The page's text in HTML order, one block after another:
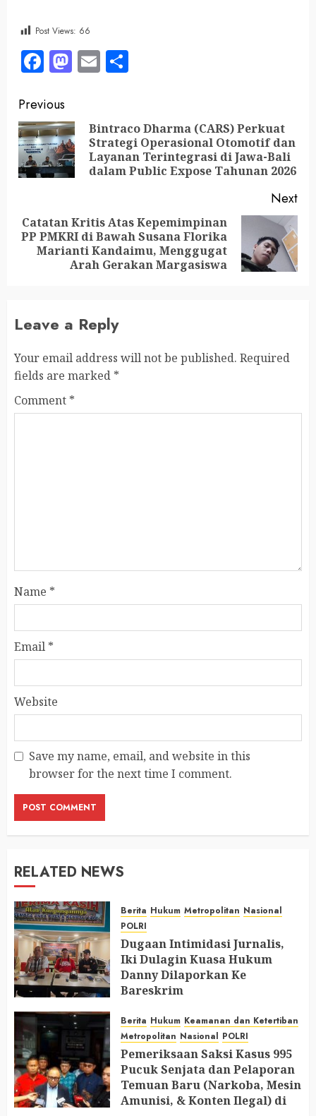
Post Views: 66
Facebook
Mastodon
Email
Previous
Bintraco Dharma (CARS) Perkuat
Strategi Operasional Otomotif dan
Layanan Terintegrasi di Jawa-Bali
dalam Public Expose Tahunan 2026
Next
Catatan Kritis Atas Kepemimpinan
PP PMKRI di Bawah Susana Florika
Marianti Kandaimu, Menggugat
Arah Gerakan Margasiswa
Leave a Reply
Your email address will not be published. Required
fields are marked *
Comment *
Name *
Email *
Website
Save my name, email, and website in this
browser for the next time I comment.
RELATED NEWS
Berita Hukum Metropolitan Nasional
POLRI
Dugaan Intimidasi Jurnalis,
Iki Dulagin Kuasa Hukum
Danny Dilaporkan Ke
Bareskrim
Berita Hukum Keamanan dan Ketertiban
Metropolitan Nasional POLRI
Pemeriksaan Saksi Kasus 995
Pucuk Senjata dan Pelaporan
Temuan Baru (Narkoba, Mesin
Amunisi, & Konten Ilegal) di